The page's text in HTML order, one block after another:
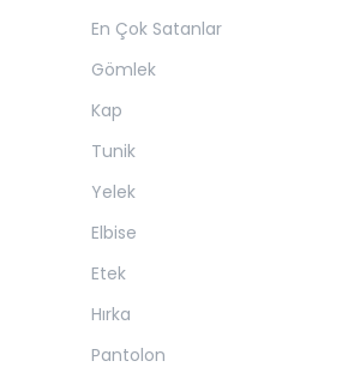
En Çok Satanlar
Gömlek
Kap
Tunik
Yelek
Elbise
Etek
Hırka
Pantolon